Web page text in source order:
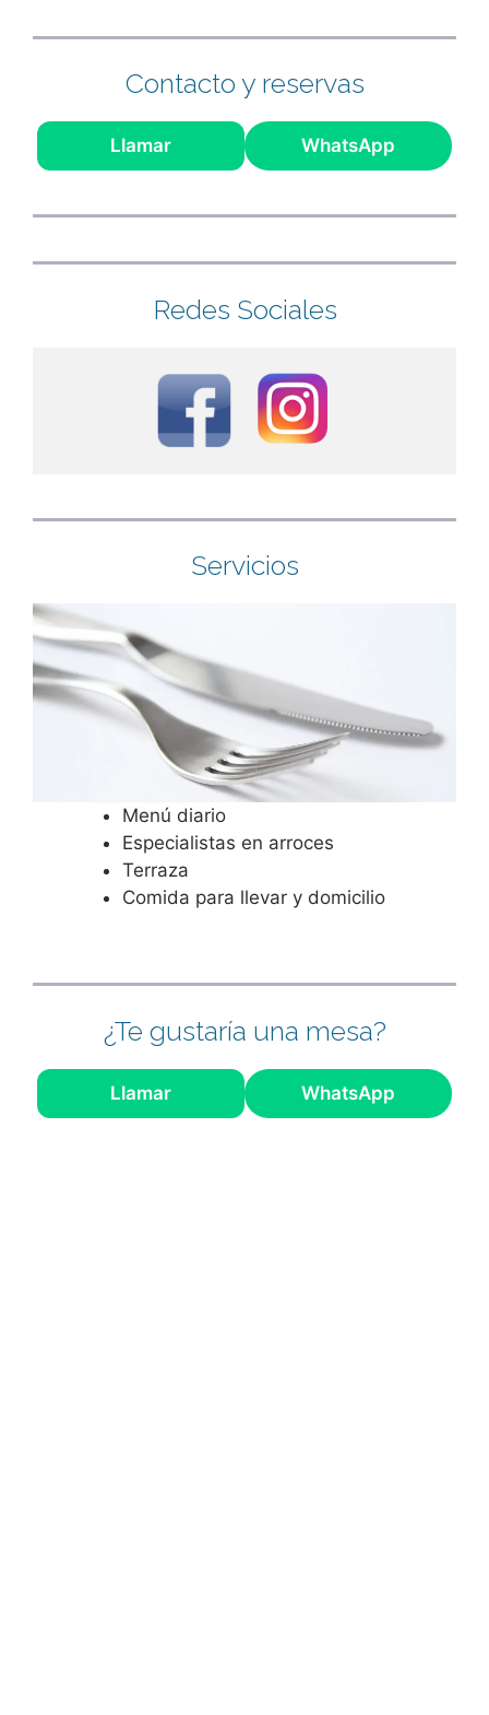
Contacto y reservas
Llamar WhatsApp
Redes Sociales
Servicios
Menú diario
Especialistas en arroces
Terraza
Comida para llevar y domicilio
¿Te gustaría una mesa?
Llamar WhatsApp